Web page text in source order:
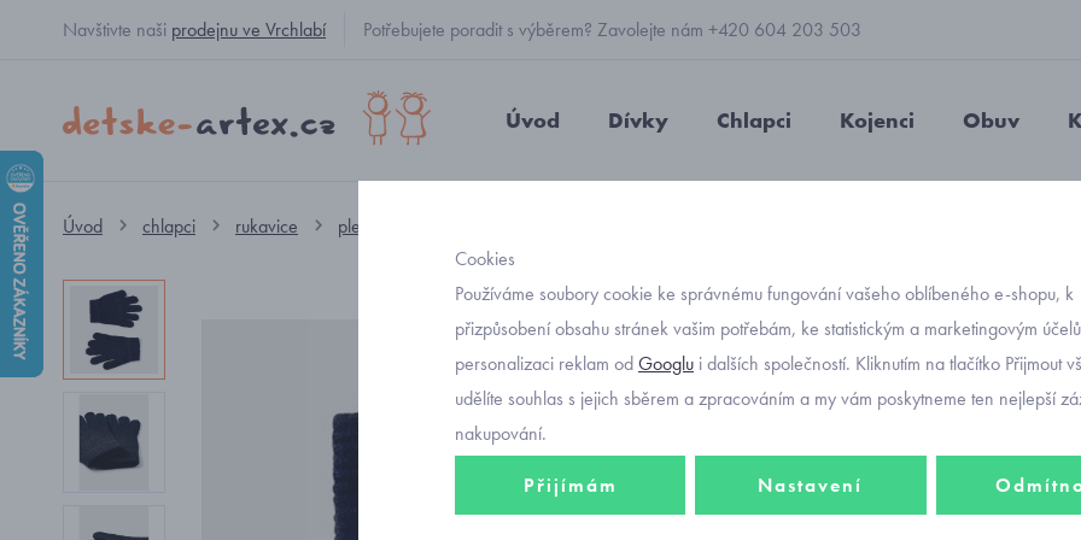
Navštivte naši prodejnu ve Vrchlabí Potřebujete poradit s výběrem? Zavolejte nám +420 604 203 503
Úvod Dívky Chlapci Kojenci Obuv
Úvod chlapci rukavice pletené
Objednávací
160
Cookies
Používáme soubory cookie ke správnému fungování vašeho oblíbeného e-shopu, k
přizpůsobení obsahu stránek vašim potřebám, ke statistickým a marketingovým
personalizaci reklam odGooglu i dalších společností. Kliknutím na tlačítko Přijmout
udělíte souhlas s jejich sběrem a zpracováním a my vám poskytneme ten nejlepší
nakupování.
Přijímám Nastavení